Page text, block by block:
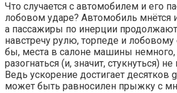
Что случается с автомобилем и его
лобовом ударе? Автомобиль мнётся
а пассажиры по инерции продолжают
навстречу рулю, торпеде и лобовому
бы, места в салоне машины немного,
разогнаться (и, значит, стукнуться)
Ведь ускорение достигает десятков
может быть равносилен прыжку с